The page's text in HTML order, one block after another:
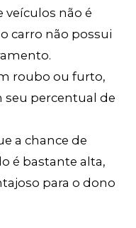
veículos não é
carro não possui
roubo ou furto,
percentual de
a chance de
é bastante alta,
para o dono